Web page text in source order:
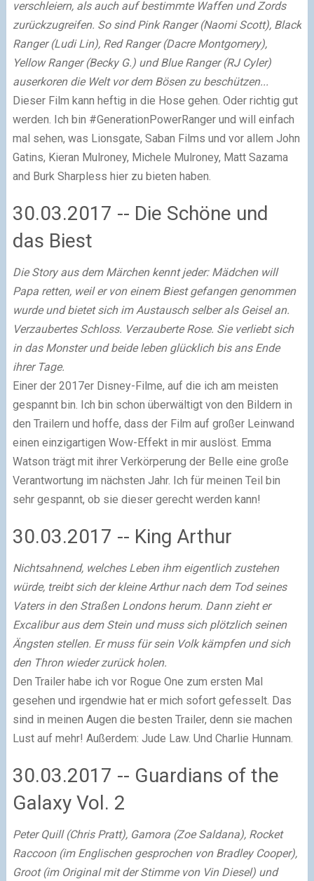
verschleiern, als auch auf bestimmte Waffen und Zords
zurückzugreifen. So sind Pink Ranger (Naomi Scott), Black
Ranger (Ludi Lin), Red Ranger (Dacre Montgomery),
Yellow Ranger (Becky G.) und Blue Ranger (RJ Cyler)
auserkoren die Welt vor dem Bösen zu beschützen...
Dieser Film kann heftig in die Hose gehen. Oder richtig gut
werden. Ich bin #GenerationPowerRanger und will einfach
mal sehen, was Lionsgate, Saban Films und vor allem John
Gatins, Kieran Mulroney, Michele Mulroney, Matt Sazama
and Burk Sharpless hier zu bieten haben.
30.03.2017 -- Die Schöne und
das Biest
Die Story aus dem Märchen kennt jeder: Mädchen will
Papa retten, weil er von einem Biest gefangen genommen
wurde und bietet sich im Austausch selber als Geisel an.
Verzaubertes Schloss. Verzauberte Rose. Sie verliebt sich
in das Monster und beide leben glücklich bis ans Ende
ihrer Tage.
Einer der 2017er Disney-Filme, auf die ich am meisten
gespannt bin. Ich bin schon überwältigt von den Bildern in
den Trailern und hoffe, dass der Film auf großer Leinwand
einen einzigartigen Wow-Effekt in mir auslöst. Emma
Watson trägt mit ihrer Verkörperung der Belle eine große
Verantwortung im nächsten Jahr. Ich für meinen Teil bin
sehr gespannt, ob sie dieser gerecht werden kann!
30.03.2017 -- King Arthur
Nichtsahnend, welches Leben ihm eigentlich zustehen
würde, treibt sich der kleine Arthur nach dem Tod seines
Vaters in den Straßen Londons herum. Dann zieht er
Excalibur aus dem Stein und muss sich plötzlich seinen
Ängsten stellen. Er muss für sein Volk kämpfen und sich
den Thron wieder zurück holen.
Den Trailer habe ich vor Rogue One zum ersten Mal
gesehen und irgendwie hat er mich sofort gefesselt. Das
sind in meinen Augen die besten Trailer, denn sie machen
Lust auf mehr! Außerdem: Jude Law. Und Charlie Hunnam.
30.03.2017 -- Guardians of the
Galaxy Vol. 2
Peter Quill (Chris Pratt), Gamora (Zoe Saldana), Rocket
Raccoon (im Englischen gesprochen von Bradley Cooper),
Groot (im Original mit der Stimme von Vin Diesel) und